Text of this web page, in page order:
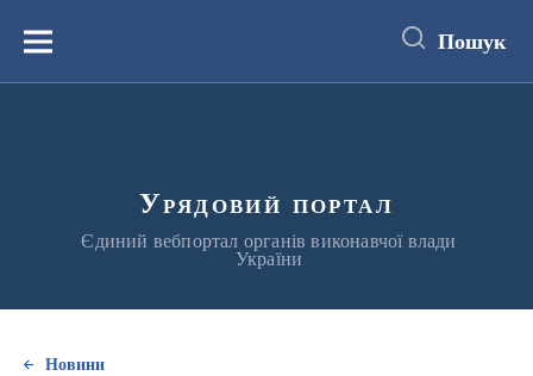
вмістуМеню Пошук
Урядовий портал
Єдиний вебпортал органів виконавчої влади
України
Новини